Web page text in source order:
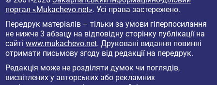
портал «Mukachevo.net». Усі права застережено.
Передрук матеріалів – тільки за умови гіперпосилання
не нижче 3 абзацу на відповідну сторінку публікації на
сайтіwww.mukachevo.net. Друковані видання повинні
отримати письмову згоду від редакції на передрук.
Редакція може не розділяти думок чи поглядів,
висвітлених у авторських або рекламних